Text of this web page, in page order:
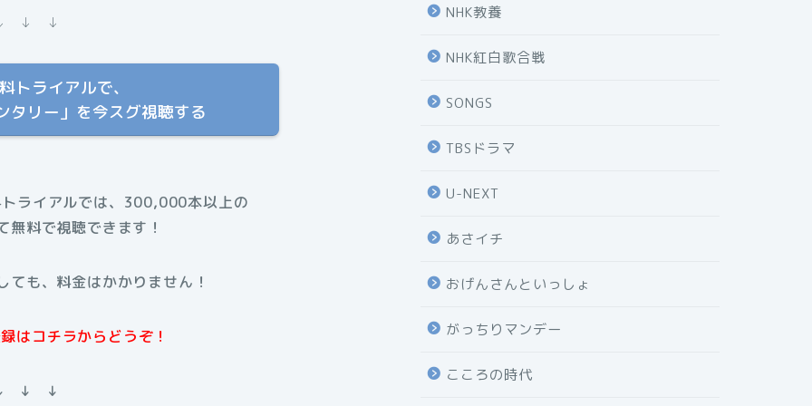
↓ ↓
トライアルで、
タリー」を今スグ視聴する
ライアルでは、300,000本以上の
無料で視聴できます！
ても、料金はかかりません！
はコチラからどうぞ！
↓ ↓
NHK教養
NHK紅白歌合戦
SONGS
TBSドラマ
U-NEXT
あさイチ
おげんさんといっしょ
がっちりマンデー
こころの時代